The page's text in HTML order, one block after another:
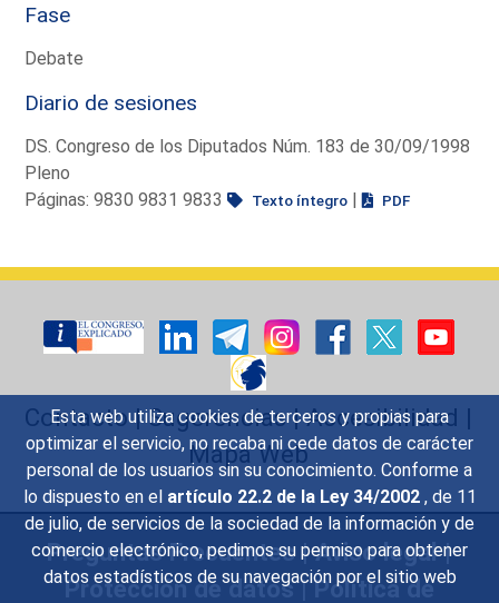
Esta web utiliza cookies de terceros y propias para
optimizar el servicio, no recaba ni cede datos de carácter
personal de los usuarios sin su conocimiento. Conforme a
lo dispuesto en el artículo 22.2 de la Ley 34/2002 , de 11
de julio, de servicios de la sociedad de la información y de
comercio electrónico, pedimos su permiso para obtener
datos estadísticos de su navegación por el sitio web
Fase
Debate
Diario de sesiones
DS. Congreso de los Diputados Núm. 183 de 30/09/1998
Pleno
Páginas: 9830 9831 9833
Texto íntegro | PDF
Contacto|Sugerencias|Accesibilidad |
Mapa Web
Preguntas Frecuentes|Aviso legal|
Protección de datos|Política de